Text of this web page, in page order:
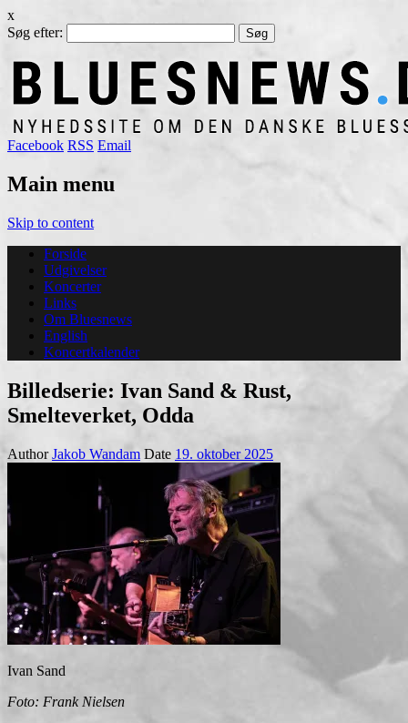
x
Søg efter:
Facebook RSS Email
Main menu
Skip to content
Forside
Udgivelser
Koncerter
Links
Om Bluesnews
English
Koncertkalender
Billedserie: Ivan Sand & Rust,
Smelteverket, Odda
AuthorJakob Wandam Date 19. oktober 2025
Ivan Sand
Foto: Frank Nielsen